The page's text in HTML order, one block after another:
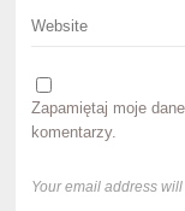
Zapamiętaj moje
komentarzy.
Your email address